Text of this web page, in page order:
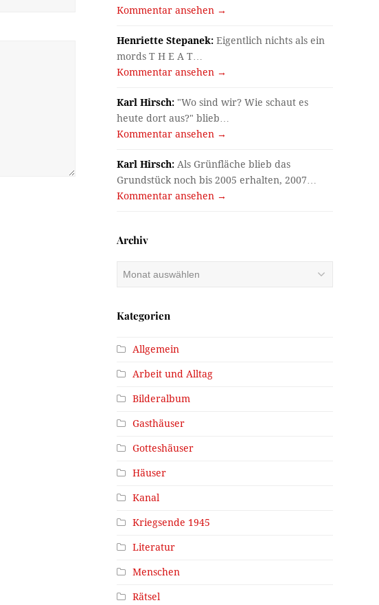
Kommentar ansehen →
Henriette Stepanek: Eigentlich nichts als ein
mords T H E A T…
Kommentar ansehen →
Karl Hirsch: "Wo sind wir? Wie schaut es
heute dort aus?" blieb…
Kommentar ansehen →
Karl Hirsch: Als Grünfläche blieb das
Grundstück noch bis 2005 erhalten, 2007…
Kommentar ansehen →
Archiv
Kategorien
Allgemein
Arbeit und Alltag
Bilderalbum
Gasthäuser
Gotteshäuser
Häuser
Kanal
Kriegsende 1945
Literatur
Menschen
Rätsel